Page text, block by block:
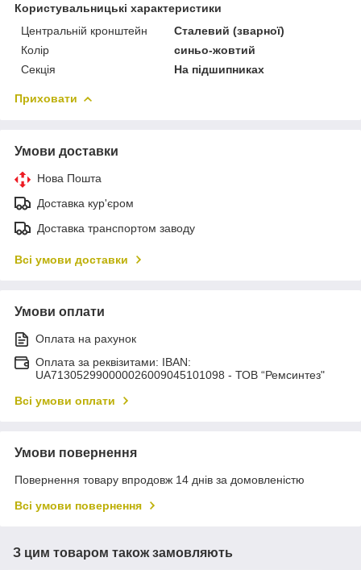
Користувальницькі характеристики
Центральній кронштейн
Сталевий (зварної)
Колір
синьо-жовтий
Секція
На підшипниках
Приховати
Умови доставки
Нова Пошта
Доставка кур'єром
Доставка транспортом заводу
Всі умови доставки
Умови оплати
Оплата на рахунок
Оплата за реквізитами: IBAN:
UA713052990000026009045101098 - ТОВ “Ремсинтез"
Всі умови оплати
Умови повернення
Повернення товару впродовж 14 днів за домовленістю
Всі умови повернення
З цим товаром також замовляють